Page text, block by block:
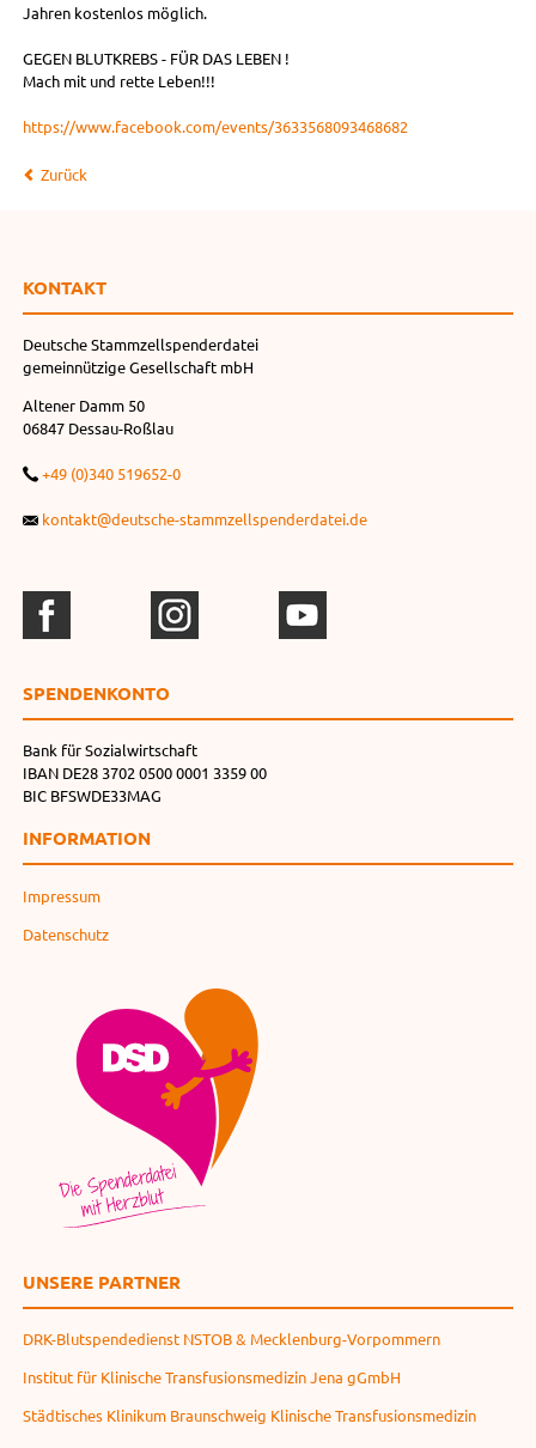
Jahren kostenlos möglich.
GEGEN BLUTKREBS - FÜR DAS LEBEN !
Mach mit und rette Leben!!!
https://www.facebook.com/events/3633568093468682
Zurück
KONTAKT
Deutsche Stammzellspenderdatei
gemeinnützige Gesellschaft mbH
Altener Damm 50
06847 Dessau-Roßlau
+49 (0)340 519652-0
kontakt@deutsche-stammzellspenderdatei.de
SPENDEN­KONTO
Bank für Sozialwirtschaft
IBAN DE28 3702 0500 0001 3359 00
BIC BFSWDE33MAG
INFORMATION
Impressum
Datenschutz
UNSERE PARTNER
DRK-Blutspendedienst NSTOB & Mecklenburg-Vorpommern
Institut für Klinische Transfusionsmedizin Jena gGmbH
Städtisches Klinikum Braunschweig Klinische Transfusionsmedizin